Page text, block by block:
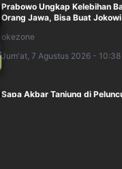
Prabowo Ungkap Kelebihan
Orang Jawa, Bisa Buat
okezone
Jum'at, 7 Agustus 2026 - 10:38
Sapa Akbar Tanjung di